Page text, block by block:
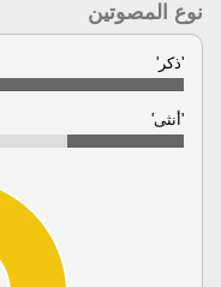
نوع المصوتين
'ذكر'
'أنثى'